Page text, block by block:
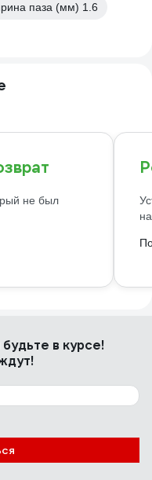
паза (мм) 1.6
не был
в курсе!